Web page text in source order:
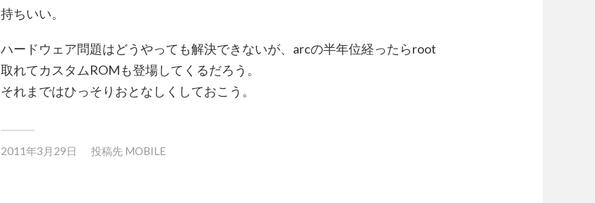
持ちいい。
ハードウェア問題はどうやっても解決できないが、arcの半年位経ったらroot
取れてカスタムROMも登場してくるだろう。
それまではひっそりおとなしくしておこう。
2011年3月29日 投稿先 MOBILE